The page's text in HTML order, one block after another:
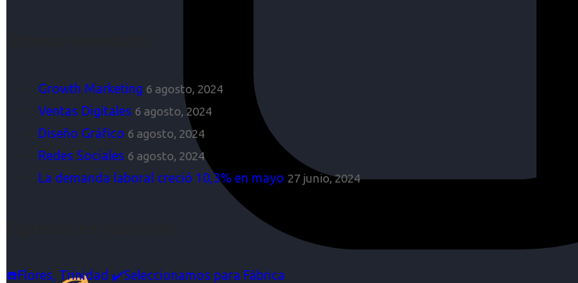
Growth Marketing 6 agosto, 2024
Ventas Digitales 6 agosto, 2024
Diseño Gráfico 6 agosto, 2024
Redes Sociales 6 agosto, 2024
La demanda laboral creció 10,3% en mayo 27 junio, 2024
☎️Flores, Trinidad ✔️Seleccionamos para Fábrica